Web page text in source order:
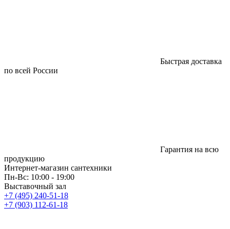
Быстрая доставка
по всей России
Гарантия на всю
продукцию
Интернет-магазин сантехники
Пн-Вс: 10:00 - 19:00
Выставочный зал
+7 (495) 240-51-18
+7 (903) 112-61-18